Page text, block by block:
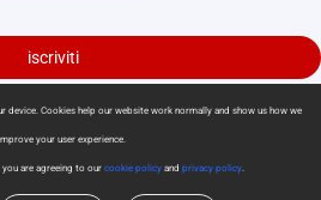
iscriviti
sui Cookie|Cookies Preferences
Limitata Politica di consegna
device. Cookies help our website work normally and show us how we
your user experience.
are agreeing to ourcookie policyand privacy policy.